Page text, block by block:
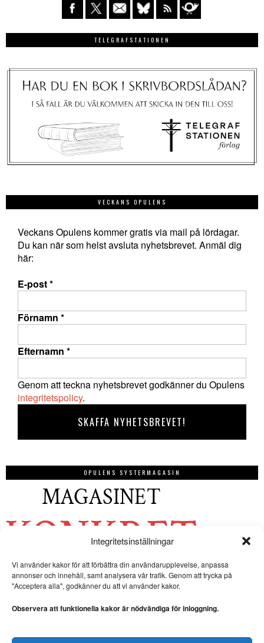
Integritetsinställningar
Vi använder kakor för att förbättra din användarupplevelse, anpassa
annonser och innehåll, samt analysera vår trafik. Genom att trycka på
"Acceptera alla", godkänner du att vi använder kakor.
Observera att funktionella kakor är nödvändiga för inloggning.
TELEGRAFSTATIONEN
VECKANS OPULENS
Veckans Opulens kommer gratis via mail på lördagar.
Du kan när som helst avsluta nyhetsbrevet. Anmäl dig
här:
E-post*
Förnamn *
Efternamn *
Genom att teckna nyhetsbrevet godkänner du Opulens
integritetspolicy.
OPULENS SYSTERMAGASIN